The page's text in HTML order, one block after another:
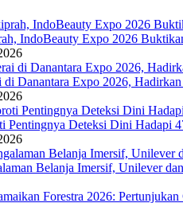
IndoBeauty Expo 2026
Danantara Expo 2026,
Pentingnya Deteksi Dini Hadapi
Belanja Imersif, Unilever